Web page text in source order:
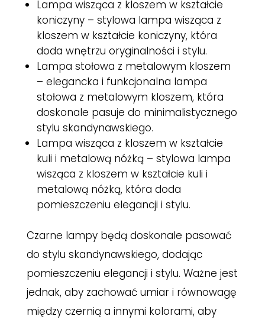
Lampa wisząca z kloszem w kształcie
koniczyny – stylowa lampa wisząca z
kloszem w kształcie koniczyny, która
doda wnętrzu oryginalności i stylu.
Lampa stołowa z metalowym kloszem
– elegancka i funkcjonalna lampa
stołowa z metalowym kloszem, która
doskonale pasuje do minimalistycznego
stylu skandynawskiego.
Lampa wisząca z kloszem w kształcie
kuli i metalową nóżką – stylowa lampa
wisząca z kloszem w kształcie kuli i
metalową nóżką, która doda
pomieszczeniu elegancji i stylu.
Czarne lampy będą doskonale pasować
do stylu skandynawskiego, dodając
pomieszczeniu elegancji i stylu. Ważne jest
jednak, aby zachować umiar i równowagę
między czernią a innymi kolorami, aby